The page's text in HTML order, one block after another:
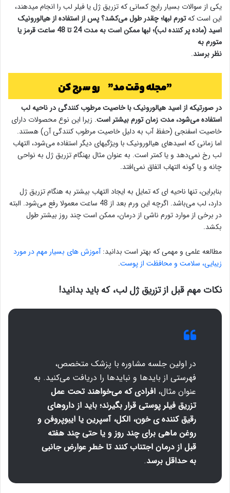
یکی از سوالات بسیار رایج کسانی که تزریق ژل یا فیلر لب را انجام میدهند،
این است کهتورم لبها؛ چقدر طول می‌کشد؟پس از استفاده از هیالورونیک
اسید (ماده پر کننده لب)؛ لبها ممکن است به مدت 24 تا 48 ساعت قرمز یا
متورم به
نظر برسند.
در صورتیکه از اسید هیالورونیک با خاصیت مرطوب کنندگی در ناحیه لب
استفاده می‌شود، مدت زمان تورم بیشتر است. زیرا این نوع محصولات دارای
خاصیت اسفنجی (حفظ آب به دلیل خاصیت مرطوب کنندگی آن) هستند.
اما زمانی که اسیدهای هیالورونیک با ویژگیهای دیگر استفاده می‌شود، التهاب
لب رخ نمی‌دهد و یا کمتر است. به عنوان مثال بهنگام تزریق ژل به نواحی
چانه و یا گونه التهاب اتفاق نمی‌افتد.
بنابراین، تنها ناحیه ای که تمایل به ایجاد التهاب بیشتر به هنگام تزریق ژل
دارد، لب می‌باشد. اگرچه این ورم بعد از 48 ساعت معمولا رفع می‌شود. البته
در برخی از موارد تورم ناشی از درمان، ممکن است چند روز بیشتر طول
بکشد.
مطالعه علمی و مهمی که بهتر است بدانید:آموزش های بسیار مهم در مورد
زیبایی، سلامت و محافظت از پوست.
نکات مهم قبل از تزریق ژل لب، که باید بدانید!
در اولین جلسه مشاوره با پزشک متخصص،
فهرستی از باید‌ها و نباید‌ها را دریافت می‌کنید. به
عنوان مثال، افرادی که می‌خواهند تحت عمل
تزریق فیلر پوستی قرار بگیرند؛ باید از داروهای
رقیق کننده ی خون، الکل، آسپرین یا ایبوپروفن و
روغن ماهی برای چند روز و یا حتی چند هفته
قبل از درمان اجتناب کنند تا خطر عوارض جانبی
به حداقل برسد.